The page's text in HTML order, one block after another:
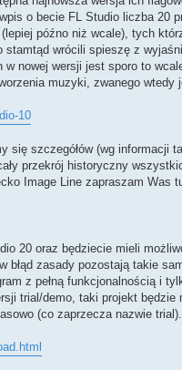
o becie FL Studio liczba
późno niż wcale), tych
wrócili spieszę z
nowej wersji jest sporo to
muzyki, zwanego
10
się szczegółów (wg informacji
przekrój historyczny
Image Line zapraszam Was
20 oraz będziecie mieli
błąd zasady pozostają takie
z pełną funkcjonalnością i
trial/demo, taki projekt
(co zaprzecza nazwie